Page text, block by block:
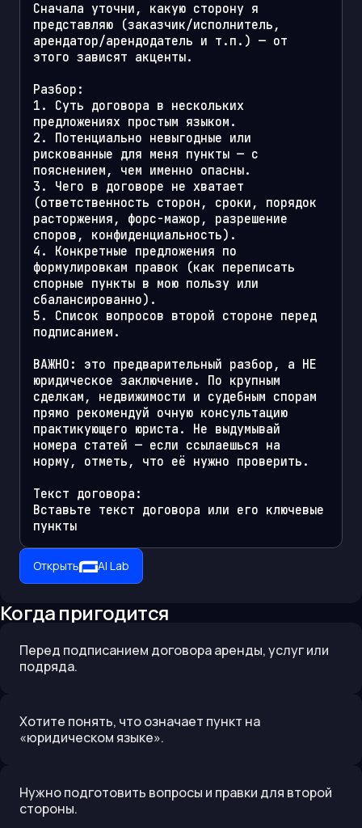
Сначала уточни, какую сторону я
представляю (заказчик/исполнитель,
арендатор/арендодатель и т.п.) — от
этого зависят акценты.
Разбор:
1. Суть договора в нескольких
предложениях простым языком.
2. Потенциально невыгодные или
рискованные для меня пункты — с
пояснением, чем именно опасны.
3. Чего в договоре не хватает
(ответственность сторон, сроки, порядок
расторжения, форс-мажор, разрешение
споров, конфиденциальность).
4. Конкретные предложения по
формулировкам правок (как переписать
спорные пункты в мою пользу или
сбалансированно).
5. Список вопросов второй стороне перед
подписанием.
ВАЖНО: это предварительный разбор, а НЕ
юридическое заключение. По крупным
сделкам, недвижимости и судебным спорам
прямо рекомендуй очную консультацию
практикующего юриста. Не выдумывай
номера статей — если ссылаешься на
норму, отметь, что её нужно проверить.
Текст договора:
Вставьте текст договора или его ключевые
пункты
Открыть AI Lab
Когда пригодится
Перед подписанием договора аренды, услуг или
подряда.
Хотите понять, что означает пункт на
«юридическом языке».
Нужно подготовить вопросы и правки для второй
стороны.